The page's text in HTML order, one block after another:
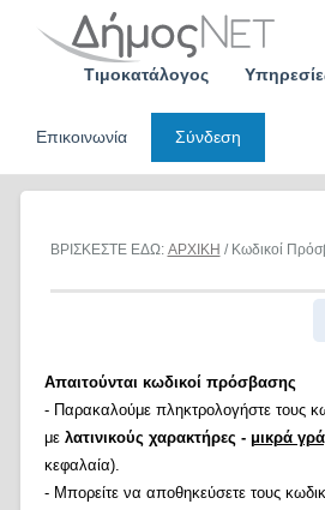
Τιμοκατάλογος
Επικοινωνία
Σύνδεση
ΒΡΙΣΚΕΣΤΕ ΕΔΩ: ΑΡΧΙΚΗ / Κωδικοί
Απαιτούνται κωδικοί πρόσβασης
- Παρακαλούμε πληκτρολογήστε τους
με λατινικούς χαρακτήρες - μικρά
κεφαλαία).
- Μπορείτε να αποθηκεύσετε τους